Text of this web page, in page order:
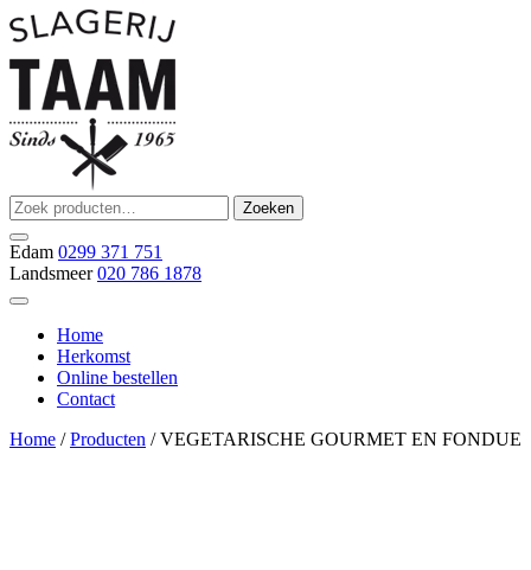
Ga
naar
de
inhoud
Slagerij Taam
slager
Zoeken
naar:
Zoeken
Edam 0299 371 751
Landsmeer 020 786 1878
Home
Herkomst
Online bestellen
Contact
Home /Producten / VEGETARISCHE GOURMET EN FONDUE